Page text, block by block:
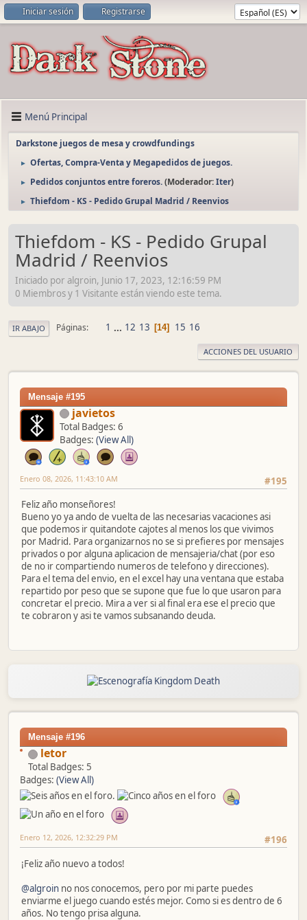
Iniciar sesión Registrarse
Menú Principal
Darkstone juegos de mesa y crowdfundings
► Ofertas, Compra-Venta y Megapedidos de juegos.
► Pedidos conjuntos entre foreros.(Moderador:Iter)
► Thiefdom - KS - Pedido Grupal Madrid / Reenvios
Thiefdom - KS - Pedido Grupal
Madrid / Reenvios
Iniciado por algroin, Junio 17, 2023, 12:16:59 PM
0 Miembros y 1 Visitante están viendo este tema.
IR ABAJO Páginas 1 ... 12 13 14 15 16
ACCIONES DEL USUARIO
Mensaje #195
javietos
Total Badges: 6
Badges: (View All)
#195
Enero 08, 2026, 11:43:10 AM
Feliz año monseñores!
Bueno yo ya ando de vuelta de las necesarias vacaciones asi
que podemos ir quitandote cajotes al menos los que vivimos
por Madrid. Para organizarnos no se si prefieres por mensajes
privados o por alguna aplicacion de mensajeria/chat (por eso
de no ir compartiendo numeros de telefono y direcciones).
Para el tema del envio, en el excel hay una ventana que estaba
repartido por peso que se supone que fue lo que usaron para
concretar el precio. Mira a ver si al final era ese el precio que
te cobraron y asi te vamos subsanando deuda.
Mensaje #196
letor
Total Badges: 5
Badges: (View All)
#196
Enero 12, 2026, 12:32:29 PM
¡Feliz año nuevo a todos!
@algroin no nos conocemos, pero por mi parte puedes
enviarme el juego cuando estés mejor. Como si es dentro de 6
años. No tengo prisa alguna.